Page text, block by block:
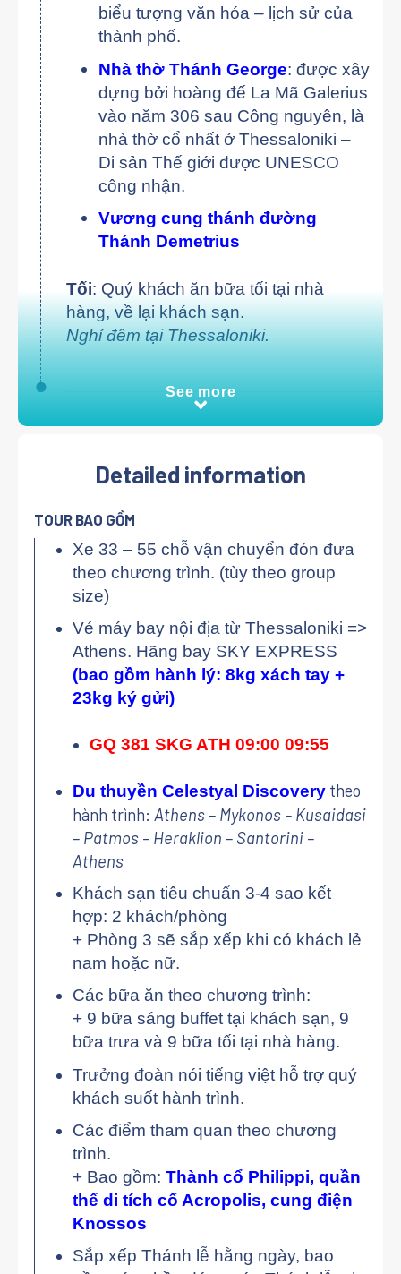
biểu tượng văn hóa – lịch sử của
thành phố.
Nhà thờ Thánh George: được xây
dựng bởi hoàng đế La Mã Galerius
vào năm 306 sau Công nguyên, là
nhà thờ cổ nhất ở Thessaloniki –
Di sản Thế giới được UNESCO
công nhận.
Vương cung thánh đường
Thánh Demetrius
Tối: Quý khách ăn bữa tối tại nhà
hàng, về lại khách sạn.
Nghỉ đêm tại Thessaloniki.
See more
Detailed information
TOUR BAO GỒM
Xe 33 – 55 chỗ vận chuyển đón đưa
theo chương trình. (tùy theo group
size)
Vé máy bay nội địa từ Thessaloniki =>
Athens. Hãng bay SKY EXPRESS
(bao gồm hành lý: 8kg xách tay +
23kg ký gửi)
GQ 381 SKG ATH 09:00 09:55
Du thuyền Celestyal Discoverytheo
hành trình: Athens – Mykonos – Kusaidasi
– Patmos – Heraklion – Santorini –
Athens
Khách sạn tiêu chuẩn 3-4 sao kết
hợp: 2 khách/phòng
+ Phòng 3 sẽ sắp xếp khi có khách lẻ
nam hoặc nữ.
Các bữa ăn theo chương trình:
+ 9 bữa sáng buffet tại khách sạn, 9
bữa trưa và 9 bữa tối tại nhà hàng.
Trưởng đoàn nói tiếng việt hỗ trợ quý
khách suốt hành trình.
Các điểm tham quan theo chương
trình.
+ Bao gồm: Thành cổ Philippi, quần
thể di tích cổ Acropolis, cung điện
Knossos
Sắp xếp Thánh lễ hằng ngày, bao